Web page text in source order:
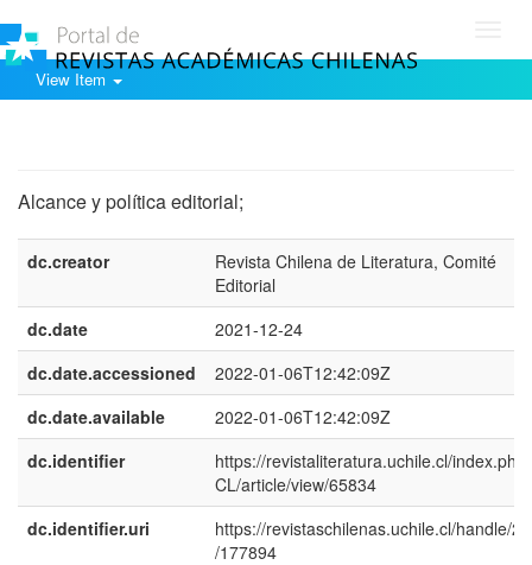
View Item
Alcance y política editorial;
dc.creator
Revista Chilena de Literatura, Comité
Editorial
dc.date
2021-12-24
dc.date.accessioned
2022-01-06T12:42:09Z
dc.date.available
2022-01-06T12:42:09Z
dc.identifier
https://revistaliteratura.uchile.cl/
CL/article/view/65834
dc.identifier.uri
https://revistaschilenas.uchile.cl/handle/
/177894